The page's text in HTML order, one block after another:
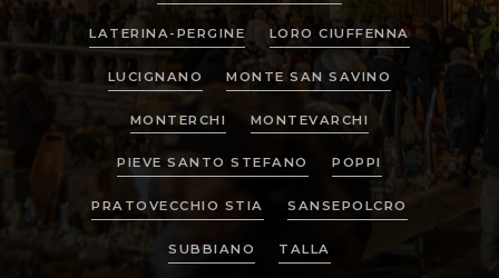
LATERINA-PERGINE LORO CIUFFENNA
LUCIGNANO MONTE SAN SAVINO
MONTERCHI MONTEVARCHI
PIEVE SANTO STEFANO POPPI
PRATOVECCHIO STIA SANSEPOLCRO
SUBBIANO TALLA